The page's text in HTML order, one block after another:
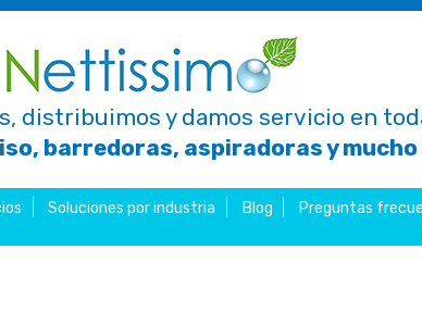
distribuimos y damos servicio en
barredoras, aspiradoras y mucho
Soluciones por industria Blog Preguntas